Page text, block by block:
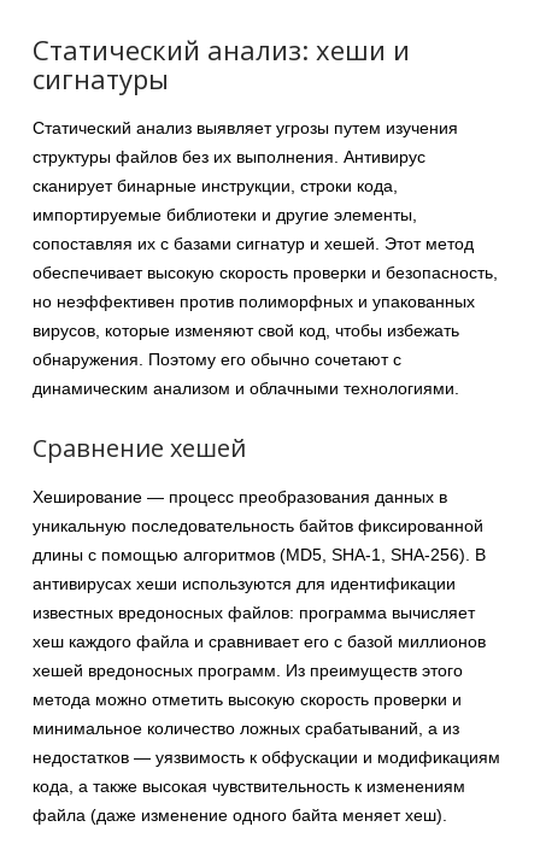
Статический анализ: хеши и
сигнатуры
Статический анализ выявляет угрозы путем изучения
структуры файлов без их выполнения. Антивирус
сканирует бинарные инструкции, строки кода,
импортируемые библиотеки и другие элементы,
сопоставляя их с базами сигнатур и хешей. Этот метод
обеспечивает высокую скорость проверки и безопасность,
но неэффективен против полиморфных и упакованных
вирусов, которые изменяют свой код, чтобы избежать
обнаружения. Поэтому его обычно сочетают с
динамическим анализом и облачными технологиями.
Сравнение хешей
Хеширование — процесс преобразования данных в
уникальную последовательность байтов фиксированной
длины с помощью алгоритмов (MD5, SHA-1, SHA-256). В
антивирусах хеши используются для идентификации
известных вредоносных файлов: программа вычисляет
хеш каждого файла и сравнивает его с базой миллионов
хешей вредоносных программ. Из преимуществ этого
метода можно отметить высокую скорость проверки и
минимальное количество ложных срабатываний, а из
недостатков — уязвимость к обфускации и модификациям
кода, а также высокая чувствительность к изменениям
файла (даже изменение одного байта меняет хеш).